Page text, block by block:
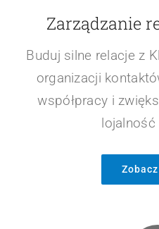
Zarządzanie
Buduj silne relacje z
organizacji
współpracy i
lojalność